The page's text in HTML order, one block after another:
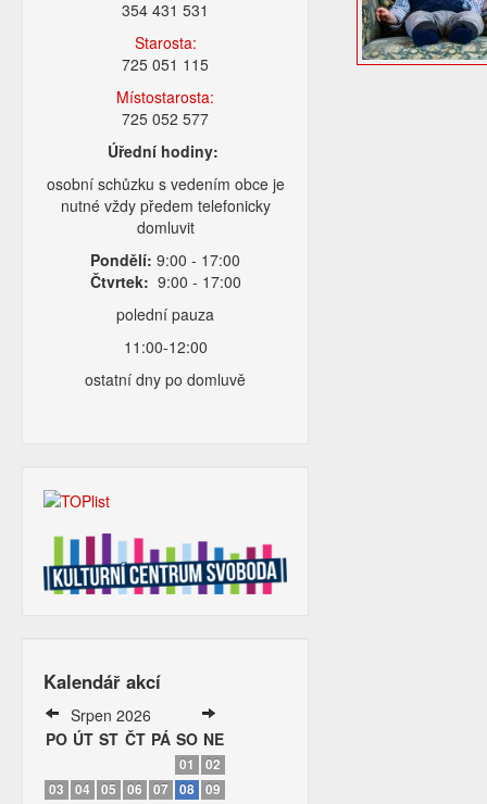
354 431 531
Starosta:
725 051 115
Místostarosta:
725 052 577
Úřední hodiny:
osobní schůzku s vedením obce je
nutné vždy předem telefonicky
domluvit
Pondělí: 9:00 - 17:00
Čtvrtek: 9:00 - 17:00
polední pauza
11:00-12:00
ostatní dny po domluvě
Kalendář akcí
Srpen 2026
PO ÚT ST ČT PÁ SO NE
01
02
03
04 05 06 07 08 09